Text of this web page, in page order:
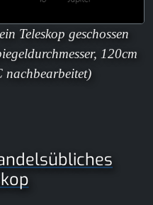
Teleskop geschossen
120cm
nachbearbeitet)